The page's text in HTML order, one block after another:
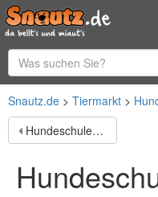
Snautz.de Tiermarkt
Hundeschule Anna Lange